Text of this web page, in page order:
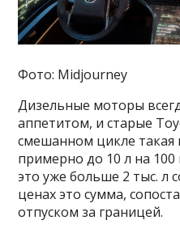
Фото: Midjourney
Дизельные моторы
аппетитом, и старые
смешанном цикле
примерно до 10 л на 100
это уже больше 2 тыс. л
ценах это сумма,
отпуском за границей.